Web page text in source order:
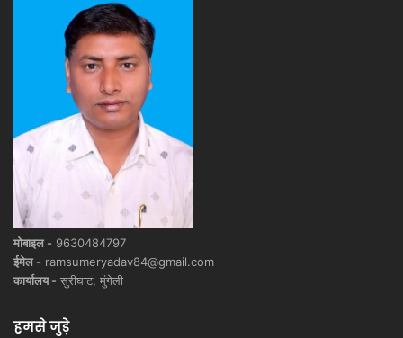
मोबाइल - 9630484797
ईमेल - ramsumeryadav84@gmail.com
कार्यालय - सुरीघाट, मुंगेली
हमसे जुड़े